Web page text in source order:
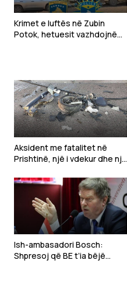
Krimet e luftës në Zubin
Potok, hetuesit vazhdojnë
Aksident me fatalitet në
Prishtinë, një i vdekur dhe një
Ish-ambasadori Bosch:
Shpresoj që BE t’ia bëjë